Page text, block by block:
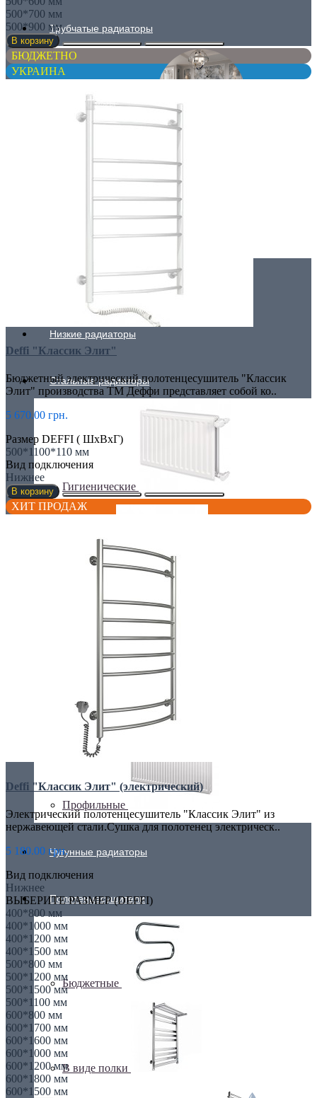
Трубчатые радиаторы
ДЛЯ КУХНИ
Вертикальные радиаторы
Низкие радиаторы
Стальные радиаторы
Гигиенические
Плоские
Профильные
Чугунные радиаторы
Полотенцесушители
Бюджетные
В виде полки
500*700 мм
500*900 мм
В корзину
БЮДЖЕТНО
УКРАИНА
Deffi "Классик Элит"
Бюджетный электрический полотенцесушитель "Классик
Элит" производства ТМ Деффи представляет собой ко..
5 670.00 грн.
Размер DEFFI ( ШхВхГ)
500*1100*110 мм
Вид подключения
Нижнее
В корзину
ХИТ ПРОДАЖ
Deffi "Классик Элит" (электрический)
Электрический полотенцесушитель "Классик Элит" из
нержавеющей стали.Сушка для полотенец электрическ..
5 180.00 грн.
Вид подключения
Нижнее
ВЫБЕРИТЕ РАЗМЕР (DEFFI)
400*800 мм
400*1000 мм
400*1200 мм
400*1500 мм
500*800 мм
500*1200 мм
500*1500 мм
500*1100 мм
600*800 мм
600*1700 мм
600*1600 мм
600*1000 мм
600*1200 мм
600*1800 мм
600*1500 мм